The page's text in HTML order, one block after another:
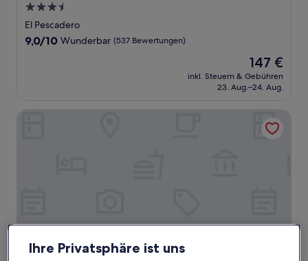
3.5-
Sterne-
Unterkunft
El Pescadero
9.0
9,0/10 Wunderbar (537 Bewertungen)
Der
Preis
beträgt
147 €
inkl. Steuern & Gebühren
23. Aug.–24. Aug.
Ihre Privatsphäre ist uns